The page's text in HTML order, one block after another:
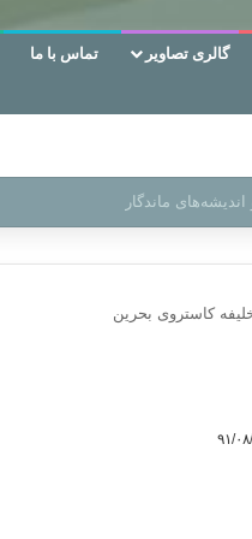
گالری تصاویر تماس با ما
کاستروی بحرین